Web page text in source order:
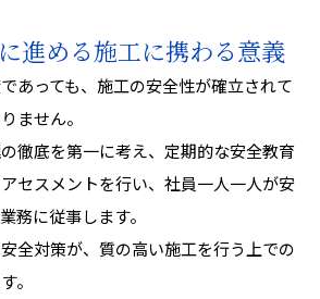
進める施工に携わる意義
あっても、施工の安全性が確立されて
ません。
徹底を第一に考え、定期的な安全教育
セスメントを行い、社員一人一人が安
務に従事します。
全対策が、質の高い施工を行う上での
。